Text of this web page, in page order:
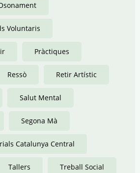
Voluntaris
Pràctiques
Ressò Retir Artístic
Salut Mental
Segona Mà
Catalunya Central
Tallers Treball Social